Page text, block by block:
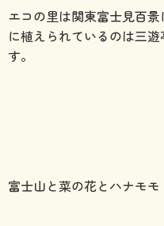
エコの里は関東富士見百
に植えられているのは三
す。
富士山と菜の花とハナモモ